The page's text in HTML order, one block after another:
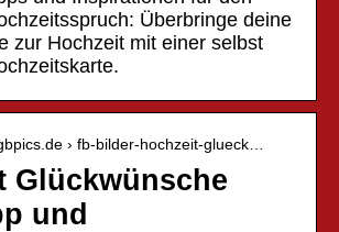
Überbringe deine
zur Hochzeit mit einer selbst
› fb-bilder-hochzeit-glueck…
Glückwünsche
und